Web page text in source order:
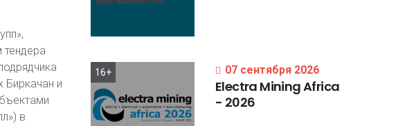
Биркачан и
в
16+ 07 сентября 2026
Electra MiningAfrica
- 2026